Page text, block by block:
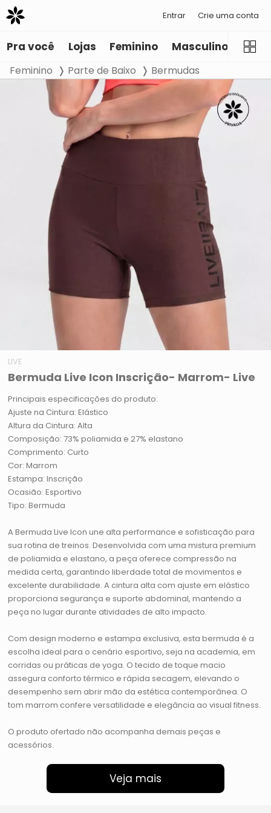
Entrar Crie uma conta
Pra você Lojas Feminino Masculino
Feminino Parte de Baixo Bermudas
LIVE
Bermuda Live Icon Inscrição- Marrom- Live
Principais especificações do produto:
Ajuste na Cintura: Elástico
Altura da Cintura: Alta
Composição: 73% poliamida e 27% elastano
Comprimento: Curto
Cor: Marrom
Estampa: Inscrição
Ocasião: Esportivo
Tipo: Bermuda
A Bermuda Live Icon une alta performance e sofisticação para
sua rotina de treinos. Desenvolvida com uma mistura premium
de poliamida e elastano, a peça oferece compressão na
medida certa, garantindo liberdade total de movimentos e
excelente durabilidade. A cintura alta com ajuste em elástico
proporciona segurança e suporte abdominal, mantendo a
peça no lugar durante atividades de alto impacto.
Com design moderno e estampa exclusiva, esta bermuda é a
escolha ideal para o cenário esportivo, seja na academia, em
corridas ou práticas de yoga. O tecido de toque macio
assegura conforto térmico e rápida secagem, elevando o
desempenho sem abrir mão da estética contemporânea. O
tom marrom confere versatilidade e elegância ao visual fitness.
O produto ofertado não acompanha demais peças e
acessórios.
Veja mais